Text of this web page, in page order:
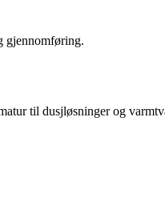
gjennomføring.
til dusjløsninger og